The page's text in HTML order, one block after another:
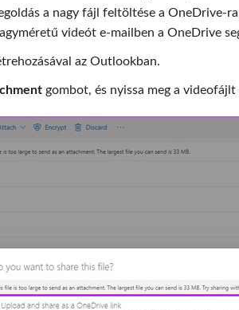
a nagy fájl feltöltése a OneDrive-
videót e-mailben a OneDrive
az Outlookban.
gombot, és nyissa meg a videofájlt